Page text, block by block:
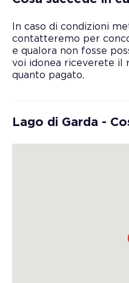
In caso di condizioni
contatteremo per
e qualora non fosse
voi idonea riceverete il
quanto pagato.
Lago di Garda -